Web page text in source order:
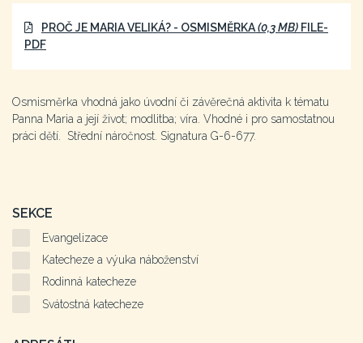
PROČ JE MARIA VELIKÁ? - OSMISMĚRKA(0,3 MB) FILE-
PDF
Osmisměrka vhodná jako úvodní či závěrečná aktivita k tématu
Panna Maria a její život; modlitba; víra. Vhodné i pro samostatnou
práci dětí. Střední náročnost. Signatura G-6-677.
SEKCE
Evangelizace
Katecheze a výuka náboženství
Rodinná katecheze
Svátostná katecheze